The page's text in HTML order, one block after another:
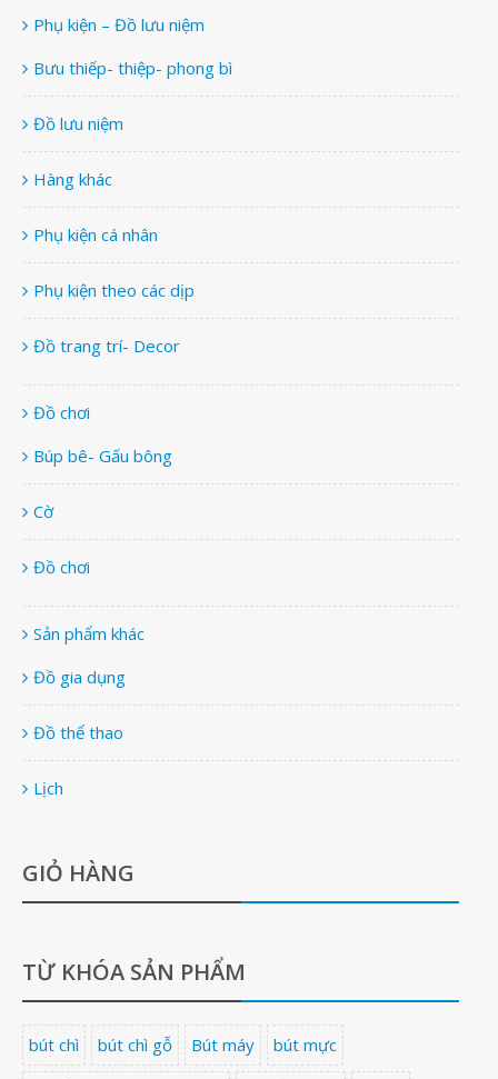
Phụ kiện – Đồ lưu niệm
Bưu thiếp- thiệp- phong bì
Đồ lưu niệm
Hàng khác
Phụ kiện cá nhân
Phụ kiện theo các dịp
Đồ trang trí- Decor
Đồ chơi
Búp bê- Gấu bông
Cờ
Đồ chơi
Sản phẩm khác
Đồ gia dụng
Đồ thể thao
Lịch
GIỎ HÀNG
TỪ KHÓA SẢN PHẨM
bút chì bút chì gỗ Bút máy bút mực